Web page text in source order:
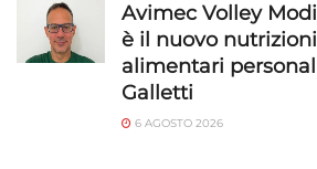
Avimec Volley
è il nuovo
alimentari
Galletti
6 AGOSTO 2026